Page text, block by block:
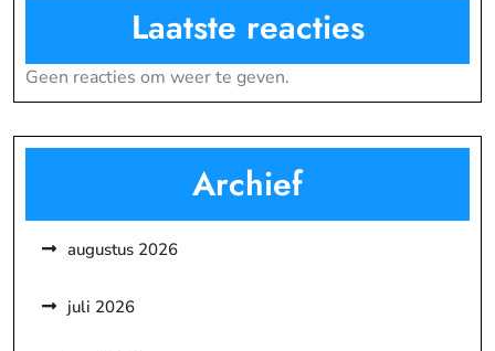
Laatste reacties
Geen reacties om weer te geven.
Archief
augustus 2026
juli 2026